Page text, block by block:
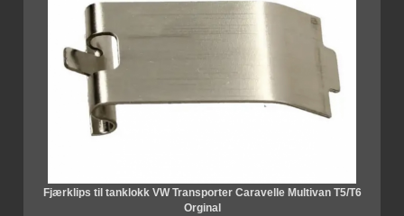
Fjærklips til tanklokk VW Transporter Caravelle Multivan T5/T6
Orginal